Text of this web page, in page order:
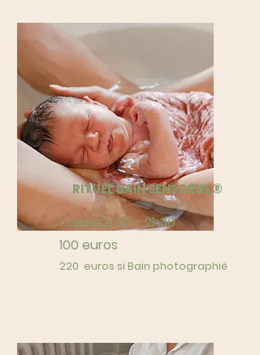
RITUEL BAIN SENSORIEL®
1 séance 2h - 2h30
100 euros
220 euros si Bain photographié